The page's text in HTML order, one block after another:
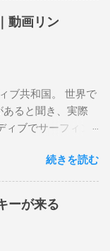
んどだけど。 色
サーフィンの世
ライドしてきたポ
ボーベイ、グリ
チ、キラ、レノ
レー、キラ、レイ
絶対に入りたい
レートオーシャ
動画リン
ブ共和国。 世界で
あると聞き、実際
ブでサーフィン
目の前のブレイク
とつが、複数の
ップ」です。 今
時間と空間の贅
続きを読む
ーが来る